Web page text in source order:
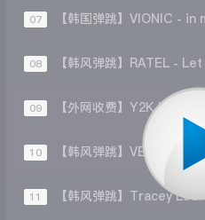
07 【韩国弹跳】VIONIC - in
08
09
10
11